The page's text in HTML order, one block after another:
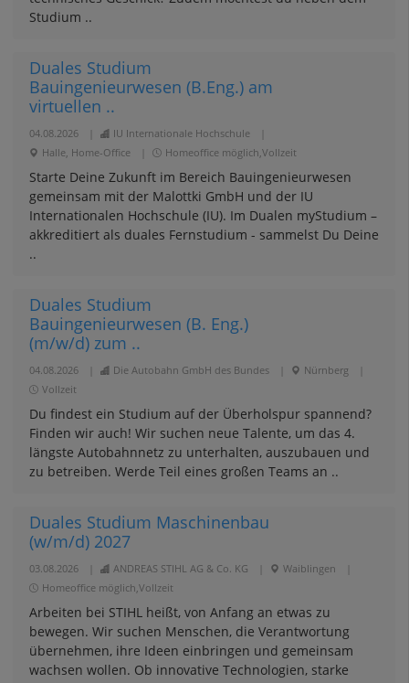
Studium ..
Duales Studium
Bauingenieurwesen (B.Eng.) am
virtuellen ..
04.08.2026 IU Internationale Hochschule
Halle, Home-Office
Homeoffice möglich,Vollzeit
Starte Deine Zukunft im Bereich Bauingenieurwesen
gemeinsam mit der Malottki GmbH und der IU
Internationalen Hochschule (IU). Im Dualen myStudium –
akkreditiert als duales Fernstudium - sammelst Du Deine
..
Duales Studium
Bauingenieurwesen (B. Eng.)
(m/w/d) zum ..
04.08.2026 Die Autobahn GmbH des Bundes Nürnberg
Vollzeit
Du findest ein Studium auf der Überholspur spannend?
Finden wir auch! Wir suchen neue Talente, um das 4.
längste Autobahnnetz zu unterhalten, auszubauen und
zu betreiben. Werde Teil eines großen Teams an ..
Duales Studium Maschinenbau
(w/m/d) 2027
03.08.2026 ANDREAS STIHL AG & Co. KG Waiblingen
Homeoffice möglich,Vollzeit
Arbeiten bei STIHL heißt, von Anfang an etwas zu
bewegen. Wir suchen Menschen, die Verantwortung
übernehmen, ihre Ideen einbringen und gemeinsam
wachsen wollen. Ob innovative Technologien, starke